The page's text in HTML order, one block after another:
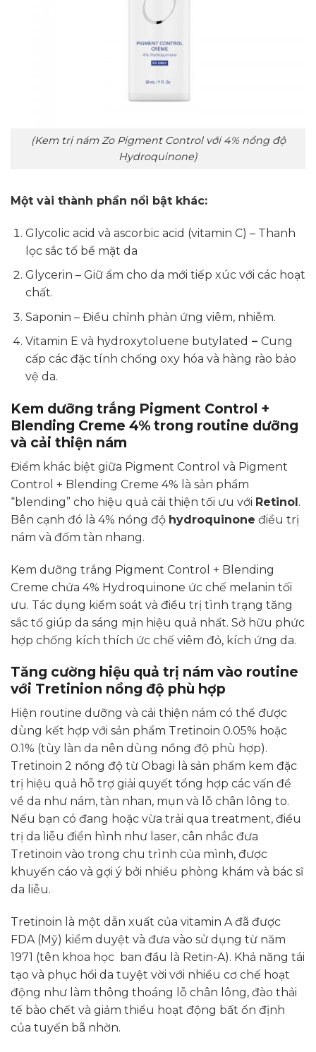
(Kem trị nám Zo Pigment Control với 4% nồng độ
Hydroquinone)
Một vài thành phần nổi bật khác:
Glycolic acid và ascorbic acid (vitamin C) – Thanh
lọc sắc tố bề mặt da
Glycerin – Giữ ẩm cho da mới tiếp xúc với các hoạt
chất.
Saponin – Điều chỉnh phản ứng viêm, nhiễm.
Vitamin E và hydroxytoluene butylated – Cung
cấp các đặc tính chống oxy hóa và hàng rào bảo
vệ da.
Kem dưỡng trắng Pigment Control +
Blending Creme 4% trong routine dưỡng
và cải thiện nám
Điểm khác biệt giữa Pigment Control và Pigment
Control + Blending Creme 4% là sản phẩm
“blending” cho hiệu quả cải thiện tối ưu với Retinol.
Bên cạnh đó là 4% nồng độ hydroquinone điều trị
nám và đốm tàn nhang.
Kem dưỡng trắng Pigment Control + Blending
Creme chứa 4% Hydroquinone ức chế melanin tối
ưu. Tác dụng kiểm soát và điều trị tình trạng tăng
sắc tố giúp da sáng mịn hiệu quả nhất. Sở hữu phức
hợp chống kích thích ức chế viêm đỏ, kích ứng da.
Tăng cường hiệu quả trị nám vào routine
với Tretinion nồng độ phù hợp
Hiện routine dưỡng và cải thiện nám có thể được
dùng kết hợp với sản phẩm Tretinoin 0.05% hoặc
0.1% (tùy làn da nên dùng nồng độ phù hợp).
Tretinoin 2 nồng độ từ Obagi là sản phẩm kem đặc
trị hiệu quả hỗ trợ giải quyết tổng hợp các vấn đề
về da như nám, tàn nhan, mụn và lỗ chân lông to.
Nếu bạn có đang hoặc vừa trải qua treatment, điều
trị da liễu điển hình như laser, cân nhắc đưa
Tretinoin vào trong chu trình của mình, được
khuyến cáo và gợi ý bởi nhiều phòng khám và bác sĩ
da liễu.
Tretinoin là một dẫn xuất của vitamin A đã được
FDA (Mỹ) kiểm duyệt và đưa vào sử dụng từ năm
1971 (tên khoa học ban đầu là Retin-A). Khả năng tái
tạo và phục hồi da tuyệt vời với nhiều cơ chế hoạt
động như làm thông thoáng lỗ chân lông, đào thải
tế bào chết và giảm thiểu hoạt động bất ổn định
của tuyến bã nhờn.